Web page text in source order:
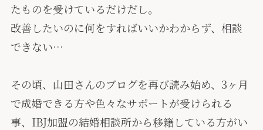
たものを受けているだけだし。
改善したいのに何をすればいいかわからず、相談
できない…
その頃、山田さんのブログを再び読み始め、3ヶ月
で成婚できる方や色々なサポートが受けられる
事、IBJ加盟の結婚相談所から移籍している方がい